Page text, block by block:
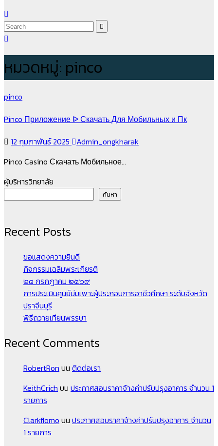
หมวดหมู่: pinco
pinco
Pinco Приложение ᐉ Скачать Для Мобильных и Пк
12 กุมภาพันธ์ 2025
Admin_ongkharak
Pinco Casino Скачать Мобильное…
ผู้บริหารวิทยาลัย
ค้นหา
Recent Posts
ขอแสดงความยินดี
กิจกรรมเฉลิมพระเกียรติ
๒๘ กรกฎาคม ๒๕๖๙
การประเมินศูนย์บ่มเพาะผู้ประกอบการอาชีวศึกษา ระดับจังหวัด
ปราจีนบุรี
พิธีถวายเทียนพรรษา
Recent Comments
RobertRon บน ติดต่อเรา
KeithCrich บน ประกาศสอบราคาจ้างค่าปรับปรุงอาคาร จำนวน 1
รายการ
Clarkflomo บน ประกาศสอบราคาจ้างค่าปรับปรุงอาคาร จำนวน
1 รายการ